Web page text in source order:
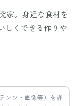
家。身近な食材を
しくできる作りや
ンツ・画像等）を許